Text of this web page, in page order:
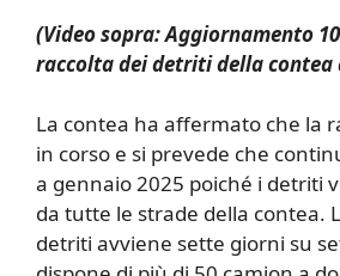
(Video sopra: Aggiornamento
raccolta dei detriti della contea
La contea ha affermato che la
in corso e si prevede che
a gennaio 2025 poiché i detriti
da tutte le strade della contea.
detriti avviene sette giorni su